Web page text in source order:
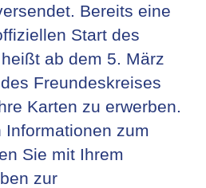
Bereits eine
Start des
ab dem 5. März
Freundeskreises
Karten zu erwerben.
Informationen zum
Sie mit Ihrem
zur